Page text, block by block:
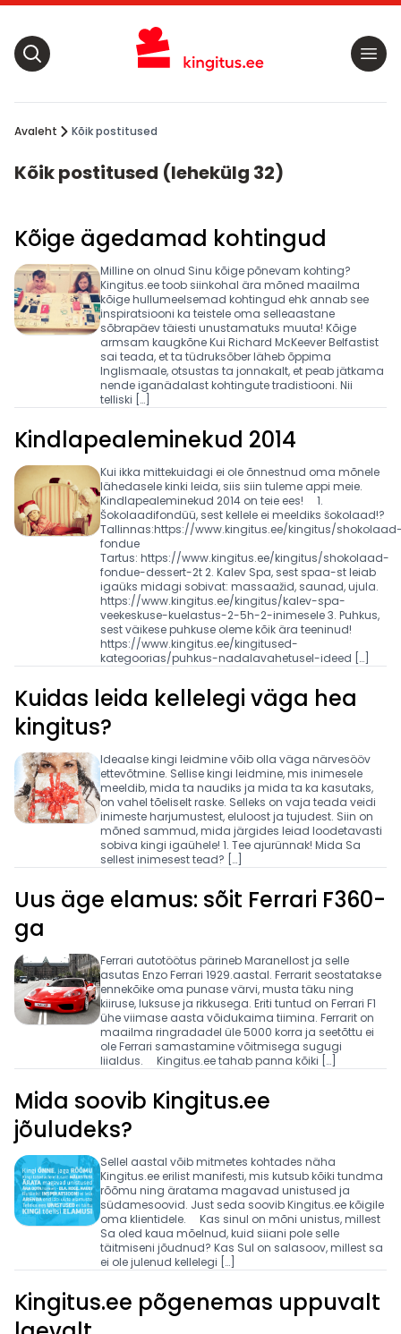
Avaleht Kõik postitused
Kõik postitused (lehekülg 32)
Kõige ägedamad kohtingud
Milline on olnud Sinu kõige põnevam kohting?
Kingitus.ee toob siinkohal ära mõned maailma
kõige hullumeelsemad kohtingud ehk annab see
inspiratsiooni ka teistele oma selleaastane
sõbrapäev täiesti unustamatuks muuta! Kõige
armsam kaugkõne Kui Richard McKeever Belfastist
sai teada, et ta tüdruksõber läheb õppima
Inglismaale, otsustas ta jonnakalt, et peab jätkama
nende iganädalast kohtingute tradistiooni. Nii
telliski […]
Kindlapealeminekud 2014
Kui ikka mittekuidagi ei ole õnnestnud oma mõnele
lähedasele kinki leida, siis siin tuleme appi meie.
Kindlapealeminekud 2014 on teie ees! 1.
Šokolaadifondüü, sest kellele ei meeldiks šokolaad!?
Tallinnas:https://www.kingitus.ee/kingitus/
fondue
Tartus: https://www.kingitus.ee/kingitus/shokolaad-
fondue-dessert-2t 2. Kalev Spa, sest spaa-st leiab
igaüks midagi sobivat: massaažid, saunad, ujula.
https://www.kingitus.ee/kingitus/kalev-spa-
veekeskuse-kuelastus-2-5h-2-inimesele 3. Puhkus,
sest väikese puhkuse oleme kõik ära teeninud!
https://www.kingitus.ee/kingitused-
kategoorias/puhkus-nadalavahetusel-ideed […]
Kuidas leida kellelegi väga hea
kingitus?
Ideaalse kingi leidmine võib olla väga närvesööv
ettevõtmine. Sellise kingi leidmine, mis inimesele
meeldib, mida ta naudiks ja mida ta ka kasutaks,
on vahel tõeliselt raske. Selleks on vaja teada veidi
inimeste harjumustest, eluloost ja tujudest. Siin on
mõned sammud, mida järgides leiad loodetavasti
sobiva kingi igaühele! 1. Tee ajurünnak! Mida Sa
sellest inimesest tead? […]
Uus äge elamus: sõit Ferrari F360-
ga
Ferrari autotöötus pärineb Maranellost ja selle
asutas Enzo Ferrari 1929.aastal. Ferrarit seostatakse
ennekõike oma punase värvi, musta täku ning
kiiruse, luksuse ja rikkusega. Eriti tuntud on Ferrari F1
ühe viimase aasta võidukaima tiimina. Ferrarit on
maailma ringradadel üle 5000 korra ja seetõttu ei
ole Ferrari samastamine võitmisega sugugi
liialdus. Kingitus.ee tahab panna kõiki […]
Mida soovib Kingitus.ee
jõuludeks?
Sellel aastal võib mitmetes kohtades näha
Kingitus.ee erilist manifesti, mis kutsub kõiki tundma
rõõmu ning äratama magavad unistused ja
südamesoovid. Just seda soovib Kingitus.ee kõigile
oma klientidele. Kas sinul on mõni unistus, millest
Sa oled kaua mõelnud, kuid siiani pole selle
täitmiseni jõudnud? Kas Sul on salasoov, millest sa
ei ole julenud kellelegi […]
Kingitus.ee põgenemas uppuvalt